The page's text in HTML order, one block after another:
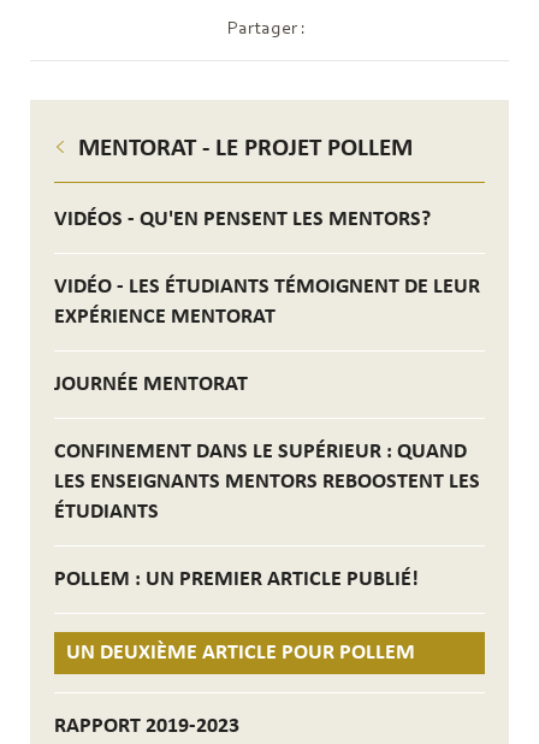
MENTORAT - LE PROJET POLLEM
VIDÉOS - QU'EN PENSENT LES MENTORS?
VIDÉO - LES ÉTUDIANTS TÉMOIGNENT DE LEUR
EXPÉRIENCE MENTORAT
JOURNÉE MENTORAT
CONFINEMENT DANS LE SUPÉRIEUR : QUAND
LES ENSEIGNANTS MENTORS REBOOSTENT LES
ÉTUDIANTS
POLLEM : UN PREMIER ARTICLE PUBLIÉ!
UN DEUXIÈME ARTICLE POUR POLLEM
RAPPORT 2019-2023
Partager :